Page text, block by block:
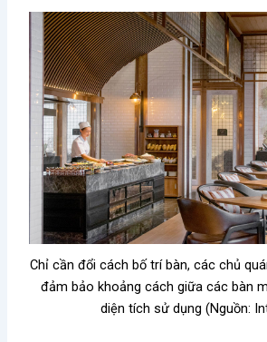
Chỉ cần đổi cách bố trí bàn, các chủ
đảm bảo khoảng cách giữa các bàn
diện tích sử dụng (Nguồn: